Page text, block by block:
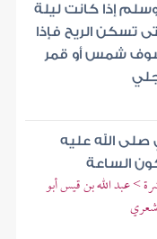
إذا كانت ليلة
تسكن الريح فإذا
شمس أو قمر
الله عليه
الساعة
> عبد الله بن قيس أبو